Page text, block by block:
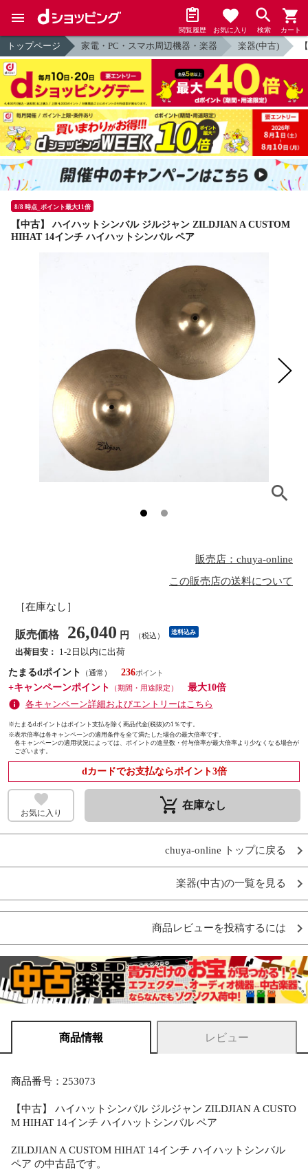
閲覧履歴 お気に入り 検索 カート
トップページ 家電・PC・スマホ周辺機器・楽器 楽器(中古)
8/8 時点_ポイント最大11倍
【中古】 ハイハットシンバル ジルジャン ZILDJIAN A CUSTOM
HIHAT 14インチ ハイハットシンバル ペア
販売店：chuya-online
この販売店の送料について
［在庫なし］
販売価格 26,040 円 （税込） 送料込み
出荷目安：
1-2日以内に出荷
たまるdポイント
（通常）
236
+キャンペーンポイント
（期間・用途限定）
最大10倍
各キャンペーン詳細およびエントリーはこちら
※たまるdポイントはポイント支払を除く商品代金(税抜)の1％です。
※表示倍率は各キャンペーンの適用条件を全て満たした場合の最大倍率です。
各キャンペーンの適用状況によっては、ポイントの進呈数・付与倍率が最大倍率より少なくなる場合が
ございます。
dカードでお支払ならポイント3倍
お気に入り remove_shopping_cart 在庫なし
chuya-online トップに戻る
楽器(中古)の一覧を見る
商品レビューを投稿するには
商品情報 レビュー
商品番号：253073
【中古】 ハイハットシンバル ジルジャン ZILDJIAN A CUSTO
M HIHAT 14インチ ハイハットシンバル ペア
ZILDJIAN A CUSTOM HIHAT 14インチ ハイハットシンバル
ペア の中古品です。